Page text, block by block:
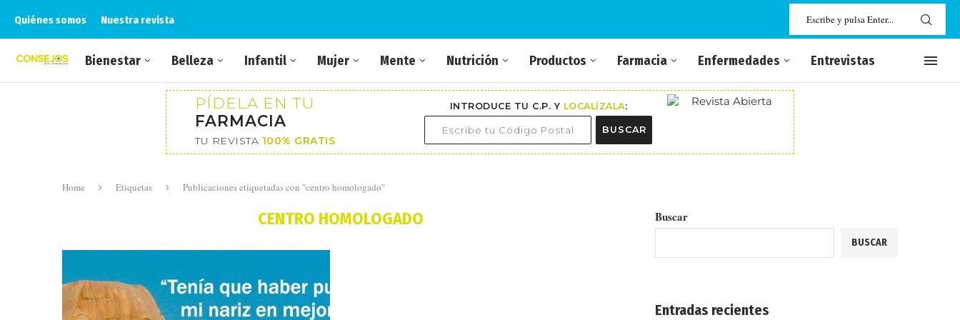
Quiénes somos Nuestra revista
Bienestar Belleza Infantil Mujer Mente Nutrición Productos Farmacia Enfermedades Entrevistas
PÍDELA EN TU
FARMACIA
TU REVISTA 100% GRATIS
INTRODUCE TU C.P. Y LOCALÍZALA:
BUSCAR
Home Etiquetas Publicaciones etiquetadas con "centro homologado"
CENTRO HOMOLOGADO Buscar
BUSCAR
Entradas recientes